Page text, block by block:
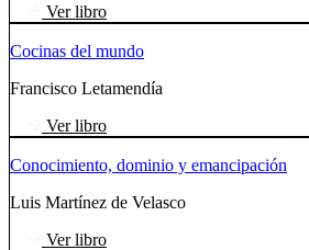
Ver libro
Cocinas del mundo
Francisco Letamendía
Ver libro
Conocimiento, dominio y emancipación
Luis Martínez de Velasco
Ver libro